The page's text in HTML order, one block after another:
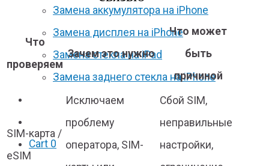
Замена аккумулятора на iPhone
Замена дисплея на iPhone
Замена стекла на iPad
Замена заднего стекла на iPhone
Вакансии
Cart 0
Что
проверяем
Зачем это нужно
Что может
быть
причиной
SIM-карта /
eSIM
Исключаем
проблему
оператора, SIM-
Сбой SIM,
неправильные
настройки,